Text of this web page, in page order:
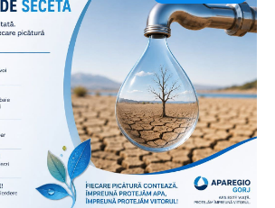
aici textul pentru
aici
aici
aici
subti